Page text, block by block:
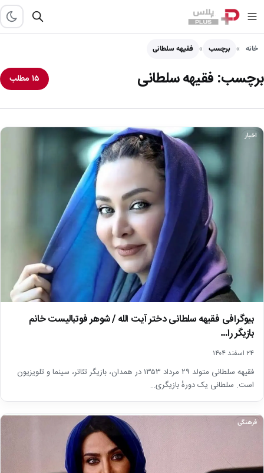
خانه برچسب فقیهه سلطانی
برچسب: فقیهه سلطانی ۱۵ مطلب
اخبار
بیوگرافی فقیهه سلطانی دختر آیت الله / شوهر فوتبالیست خانم
بازیگر را…
۲۴ اسفند ۱۴۰۴
فقیهه سلطانی متولد ۲۹ مرداد ۱۳۵۳ در همدان، بازیگر تئاتر، سینما و تلویزیون
است. سلطانی یک دورهٔ بازیگری…
فرهنگی